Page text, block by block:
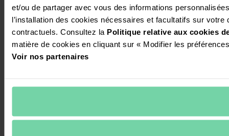
et/ou de partager avec vous des informations
l’installation des cookies nécessaires et facultatifs sur
contractuels. Consultez la Politique relative aux cookies
matière de cookies en cliquant sur « Modifier les
Voir nos partenaires